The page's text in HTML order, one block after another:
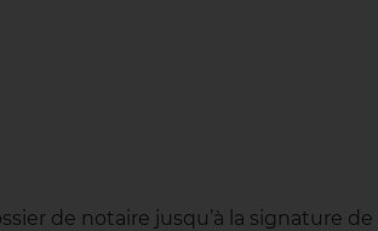
de notaire jusqu’à la signature de